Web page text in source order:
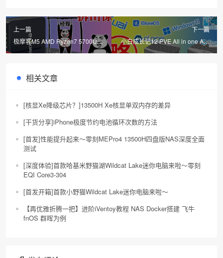
上一篇
极摩客M5 AMD Ryzen7 5700U迷
你主机电脑测试 三种性能模式对
下一篇
小白成长记12 PVE All in one AIO
iKuai iStoreOS Alpine Docker
相关文章
[核显Xe降级芯片？]13500H Xe核显单双内存的差异
[干货分享]iPhone极度节约电池循环次数的方法
[首发]性能提升起来～零刻MEPro4 13500H四盘版NAS深度全面
测试
[深度体验]首款哈基米野猫湖Wildcat Lake迷你电脑来啦～零刻
EQI Core3-304
[首发开箱]首款小野猫Wildcat Lake迷你电脑来啦～
【再优雅折腾一把】进阶iVentoy教程 NAS Docker搭建 飞牛
fnOS 群晖为例